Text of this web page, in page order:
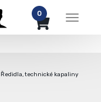
Menu
0
Ředidla, technické kapaliny